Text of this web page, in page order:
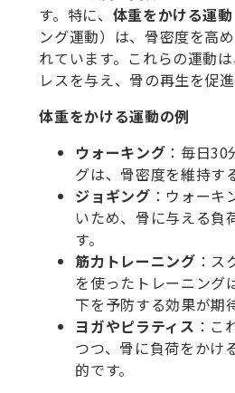
す。特に、 体重をかける運動
ング運動）は、骨密度を高
れています。これらの運動
レスを与え、骨の再生を促進
体重をかける運動の例
ウォーキング ：毎日
グは、骨密度を維持す
ジョギング ：ウォーキ
いため、骨に与える負
す。
筋力トレーニング ：ス
を使ったトレーニング
下を予防する効果が期
ヨガやピラティス ：こ
つつ、骨に負荷をかけ
的です。